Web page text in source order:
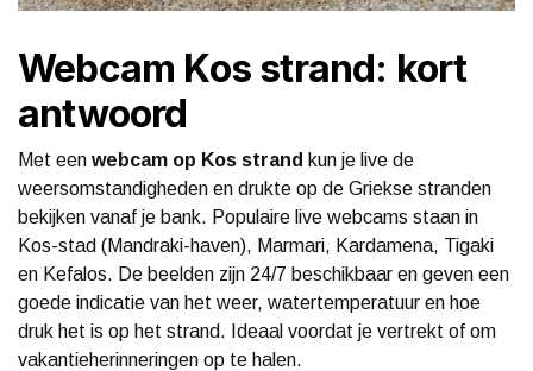
Webcam Kos strand: kort
antwoord
Met een webcam op Kos strand kun je live de
weersomstandigheden en drukte op de Griekse stranden
bekijken vanaf je bank. Populaire live webcams staan in
Kos-stad (Mandraki-haven), Marmari, Kardamena, Tigaki
en Kefalos. De beelden zijn 24/7 beschikbaar en geven een
goede indicatie van het weer, watertemperatuur en hoe
druk het is op het strand. Ideaal voordat je vertrekt of om
vakantieherinneringen op te halen.